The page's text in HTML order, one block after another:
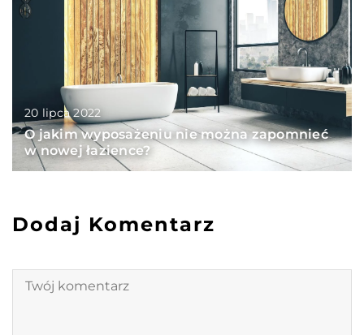
20 lipca 2022
O jakim wyposażeniu nie można zapomnieć
w nowej łazience?
Dodaj Komentarz